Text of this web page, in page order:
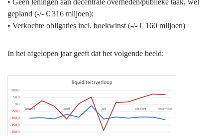
• Geen leningen aan decentrale overheden/publieke taak, wel
gepland (-/- € 316 miljoen);
• Verkochte obligaties incl. boekwinst (-/- € 160 miljoen)
In het afgelopen jaar geeft dat het volgende beeld: